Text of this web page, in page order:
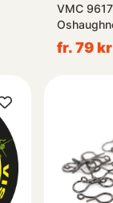
VMC
fr. 79 kr